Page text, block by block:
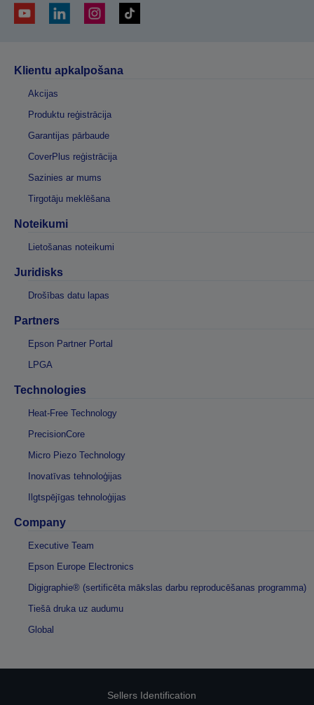
Klientu apkalpošana
Akcijas
Produktu reģistrācija
Garantijas pārbaude
CoverPlus reģistrācija
Sazinies ar mums
Tirgotāju meklēšana
Noteikumi
Lietošanas noteikumi
Juridisks
Drošības datu lapas
Partners
Epson Partner Portal
LPGA
Technologies
Heat-Free Technology
PrecisionCore
Micro Piezo Technology
Inovatīvas tehnoloģijas
Ilgtspējīgas tehnoloģijas
Company
Executive Team
Epson Europe Electronics
Digigraphie® (sertificēta mākslas darbu reproducēšanas programma)
Tiešā druka uz audumu
Global
Sellers Identification